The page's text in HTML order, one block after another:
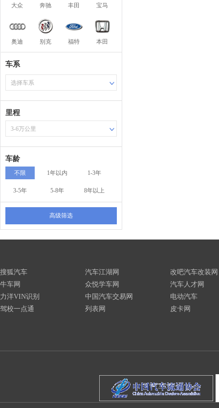
大众 奔驰 丰田 宝马
奥迪 别克 福特 本田
车系
选择车系
里程
3-6万公里
车龄
不限 1年以内 1-3年
3-5年 5-8年 8年以上
高级筛选
搜狐汽车
牛车网
力洋VIN识别
驾校一点通
汽车江湖网
众悦学车网
中国汽车交易网
列表网
改吧汽车改装网
汽车人才网
电动汽车
皮卡网